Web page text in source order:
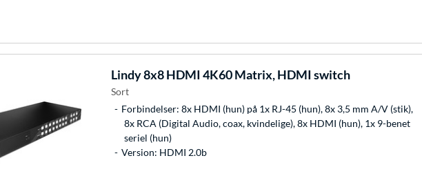
Lindy8x8 HDMI 4K60 Matrix, HDMI switch
Sort
Forbindelser: 8x HDMI (hun) på 1x RJ-45 (hun), 8x 3,5 mm A/V (stik),
8x RCA (Digital Audio, coax, kvindelige), 8x HDMI (hun), 1x 9-benet
seriel (hun)
Version: HDMI 2.0b